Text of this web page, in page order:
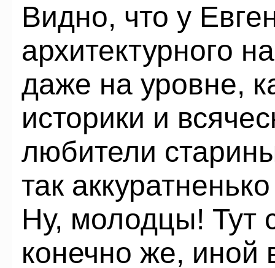
Видно, что у
архитектурного
даже на уровне,
историки и
любители
так
Ну, молодцы! Тут
конечно же, иной